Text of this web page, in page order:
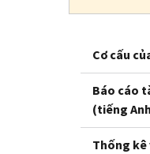
Cơ cấu
Báo cáo
(tiếng
Thống